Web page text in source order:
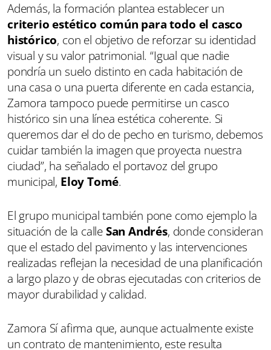
Además, la formación plantea establecer un
criterio estético común para todo el casco
histórico, con el objetivo de reforzar su identidad
visual y su valor patrimonial. “Igual que nadie
pondría un suelo distinto en cada habitación de
una casa o una puerta diferente en cada estancia,
Zamora tampoco puede permitirse un casco
histórico sin una línea estética coherente. Si
queremos dar el do de pecho en turismo, debemos
cuidar también la imagen que proyecta nuestra
ciudad”, ha señalado el portavoz del grupo
municipal, Eloy Tomé.
El grupo municipal también pone como ejemplo la
situación de la calleSan Andrés, donde consideran
que el estado del pavimento y las intervenciones
realizadas reflejan la necesidad de una planificación
a largo plazo y de obras ejecutadas con criterios de
mayor durabilidad y calidad.
Zamora Sí afirma que, aunque actualmente existe
un contrato de mantenimiento, este resulta